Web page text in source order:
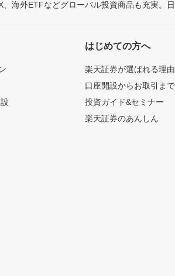
、海外ETFなどグローバル投資商品も充実。
はじめての方へ
楽天証券が選ばれる理由
口座開設からお取引ま
投資ガイド&セミナー
楽天証券のあんしん